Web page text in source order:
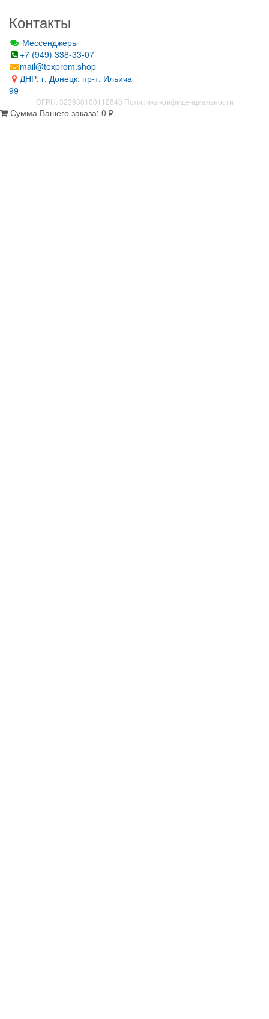
Контакты
Мессенджеры
+7 (949) 338-33-07
mail@texprom.shop
ДНР, г. Донецк, пр-т. Ильича
99
ОГРН: 323930100112840 Политика конфиденциальности
Сумма Вашего заказа: 0 ₽